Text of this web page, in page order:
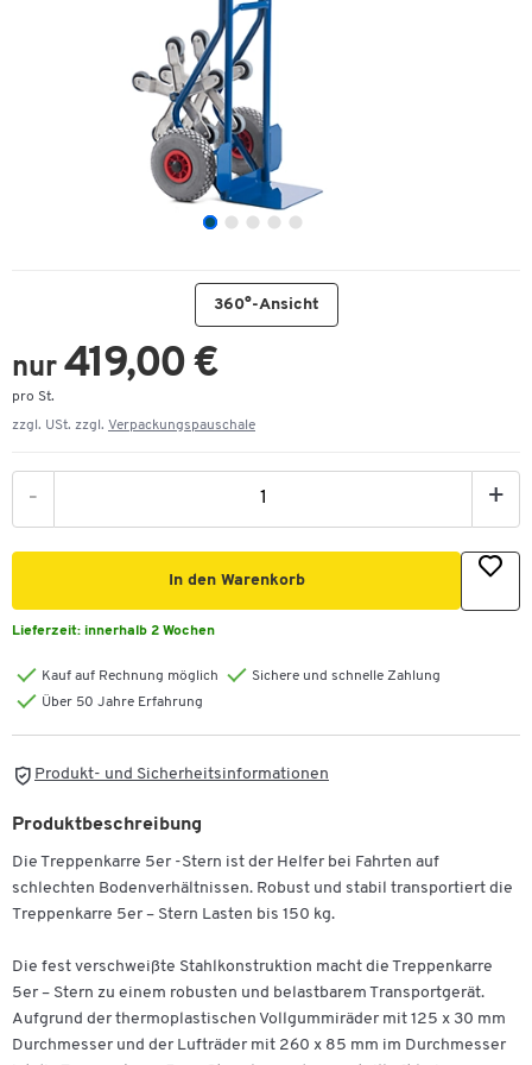
360°-Ansicht
nur 419,00 €
pro St.
zzgl. USt. zzgl. Verpackungspauschale
- +
In den Warenkorb
Lieferzeit: innerhalb 2 Wochen
Kauf auf Rechnung möglich
Sichere und schnelle Zahlung
Über 50 Jahre Erfahrung
Produkt- und Sicherheitsinformationen
Produktbeschreibung
Die Treppenkarre 5er -Stern ist der Helfer bei Fahrten auf
schlechten Bodenverhältnissen. Robust und stabil transportiert die
Treppenkarre 5er – Stern Lasten bis 150 kg.
Die fest verschweißte Stahlkonstruktion macht die Treppenkarre
5er – Stern zu einem robusten und belastbarem Transportgerät.
Aufgrund der thermoplastischen Vollgummiräder mit 125 x 30 mm
Durchmesser und der Lufträder mit 260 x 85 mm im Durchmesser